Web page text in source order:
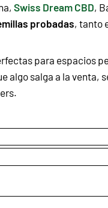
, Swiss Dream CBD,
probadas, tanto
para espacios
algo salga a la venta,